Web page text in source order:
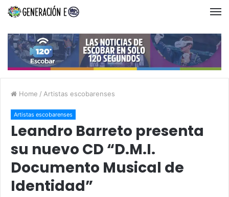
Home / Artistas escobarenses
Artistas escobarenses
Leandro Barreto presenta
su nuevo CD “D.M.I.
Documento Musical de
Identidad”